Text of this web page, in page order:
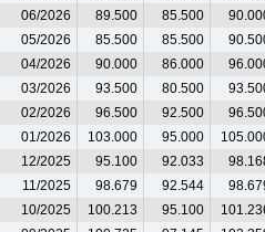
06/2026
89.500 85.500
05/2026
85.500 85.500
04/2026
90.000 86.000
03/2026
93.500 80.500
02/2026
96.500 92.500
01/2026
103.000 95.000
12/2025
95.100 92.033
11/2025
98.679 92.544
10/2025
100.213 95.100